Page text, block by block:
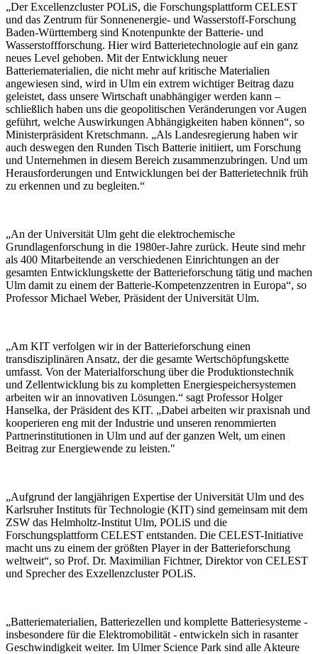
„Der Excellenzcluster POLiS, die Forschungsplattform CELEST
und das Zentrum für Sonnenenergie- und Wasserstoff-Forschung
Baden-Württemberg sind Knotenpunkte der Batterie- und
Wasserstoffforschung. Hier wird Batterietechnologie auf ein ganz
neues Level gehoben. Mit der Entwicklung neuer
Batteriematerialien, die nicht mehr auf kritische Materialien
angewiesen sind, wird in Ulm ein extrem wichtiger Beitrag dazu
geleistet, dass unsere Wirtschaft unabhängiger werden kann –
schließlich haben uns die geopolitischen Veränderungen vor Augen
geführt, welche Auswirkungen Abhängigkeiten haben können“, so
Ministerpräsident Kretschmann. „Als Landesregierung haben wir
auch deswegen den Runden Tisch Batterie initiiert, um Forschung
und Unternehmen in diesem Bereich zusammenzubringen. Und um
Herausforderungen und Entwicklungen bei der Batterietechnik früh
zu erkennen und zu begleiten.“
„An der Universität Ulm geht die elektrochemische
Grundlagenforschung in die 1980er-Jahre zurück. Heute sind mehr
als 400 Mitarbeitende an verschiedenen Einrichtungen an der
gesamten Entwicklungskette der Batterieforschung tätig und machen
Ulm damit zu einem der Batterie-Kompetenzzentren in Europa“, so
Professor Michael Weber, Präsident der Universität Ulm.
„Am KIT verfolgen wir in der Batterieforschung einen
transdisziplinären Ansatz, der die gesamte Wertschöpfungskette
umfasst. Von der Materialforschung über die Produktionstechnik
und Zellentwicklung bis zu kompletten Energiespeichersystemen
arbeiten wir an innovativen Lösungen.“ sagt Professor Holger
Hanselka, der Präsident des KIT. „Dabei arbeiten wir praxisnah und
kooperieren eng mit der Industrie und unseren renommierten
Partnerinstitutionen in Ulm und auf der ganzen Welt, um einen
Beitrag zur Energiewende zu leisten."
„Aufgrund der langjährigen Expertise der Universität Ulm und des
Karlsruher Instituts für Technologie (KIT) sind gemeinsam mit dem
ZSW das Helmholtz-Institut Ulm, POLiS und die
Forschungsplattform CELEST entstanden. Die CELEST-Initiative
macht uns zu einem der größten Player in der Batterieforschung
weltweit“, so Prof. Dr. Maximilian Fichtner, Direktor von CELEST
und Sprecher des Exzellenzcluster POLiS.
„Batteriematerialien, Batteriezellen und komplette Batteriesysteme -
insbesondere für die Elektromobilität - entwickeln sich in rasanter
Geschwindigkeit weiter. Im Ulmer Science Park sind alle Akteure